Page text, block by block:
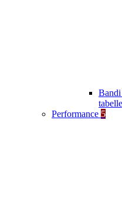
Bandi
Performance 5